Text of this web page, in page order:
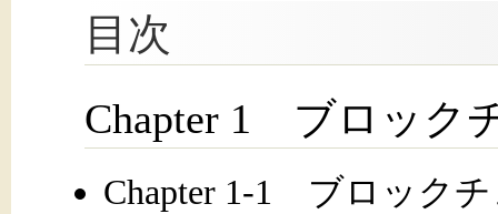
目次
Chapter 1 ブロック
Chapter 1-1 ブロック